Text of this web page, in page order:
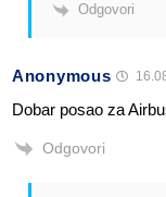
Odgovori
Anonymous
Dobar posao za
Odgovori